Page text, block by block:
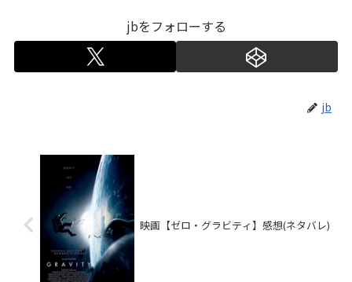
jbをフォローする
jb
映画【ゼロ・グラビティ】感想(ネタバレ)